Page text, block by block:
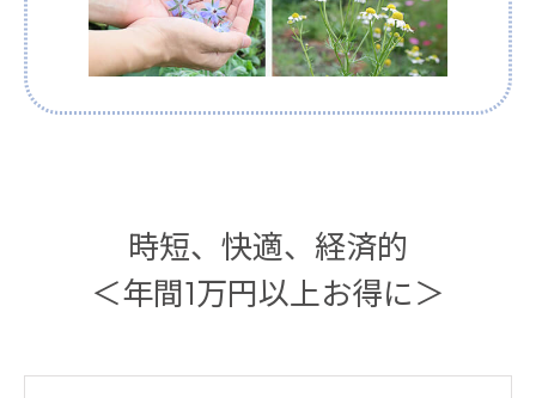
時短、快適、経済的
＜年間1万円以上お得に＞